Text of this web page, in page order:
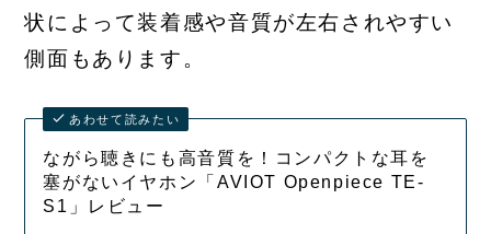
状によって装着感や音質が左右されやすい
側面もあります。
あわせて読みたい
ながら聴きにも高音質を！コンパクトな耳を
塞がないイヤホン「AVIOT Openpiece TE-
S1」レビュー